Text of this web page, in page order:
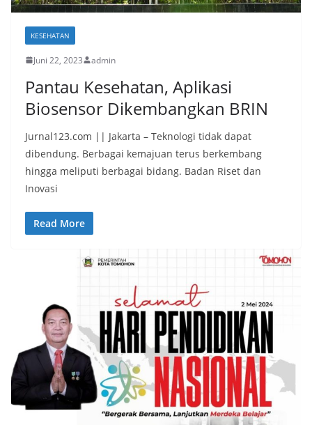
KESEHATAN
Juni 22, 2023 admin
Pantau Kesehatan, Aplikasi
Biosensor Dikembangkan BRIN
Jurnal123.com || Jakarta – Teknologi tidak dapat
dibendung. Berbagai kemajuan terus berkembang
hingga meliputi berbagai bidang. Badan Riset dan
Inovasi
Read More